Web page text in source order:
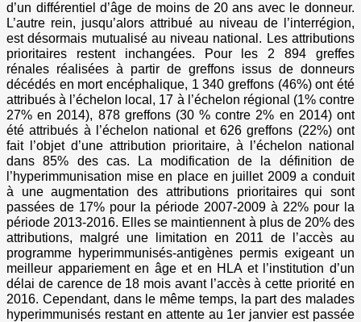
d’un différentiel d’âge de moins de 20 ans avec le donneur.
L’autre rein, jusqu’alors attribué au niveau de l’interrégion,
est désormais mutualisé au niveau national. Les attributions
prioritaires restent inchangées. Pour les 2 894 greffes
rénales réalisées à partir de greffons issus de donneurs
décédés en mort encéphalique, 1 340 greffons (46%) ont été
attribués à l’échelon local, 17 à l’échelon régional (1% contre
27% en 2014), 878 greffons (30 % contre 2% en 2014) ont
été attribués à l’échelon national et 626 greffons (22%) ont
fait l’objet d’une attribution prioritaire, à l’échelon national
dans 85% des cas. La modification de la définition de
l’hyperimmunisation mise en place en juillet 2009 a conduit
à une augmentation des attributions prioritaires qui sont
passées de 17% pour la période 2007-2009 à 22% pour la
période 2013-2016. Elles se maintiennent à plus de 20% des
attributions, malgré une limitation en 2011 de l’accès au
programme hyperimmunisés-antigènes permis exigeant un
meilleur appariement en âge et en HLA et l’institution d’un
délai de carence de 18 mois avant l’accès à cette priorité en
2016. Cependant, dans le même temps, la part des malades
hyperimmunisés restant en attente au 1er janvier est passée